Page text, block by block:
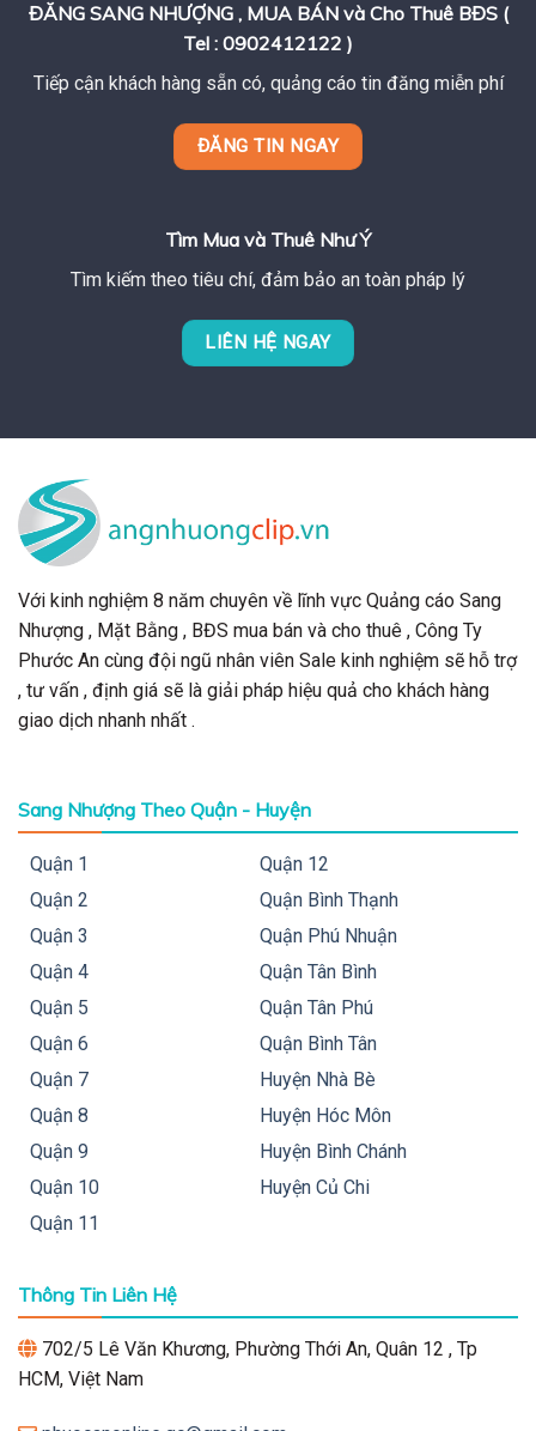
ĐĂNG SANG NHƯỢNG , MUA BÁN và Cho Thuê BĐS (
Tel : 0902412122 )
Tiếp cận khách hàng sẵn có, quảng cáo tin đăng miễn phí
ĐĂNG TIN NGAY
Tìm Mua và Thuê Như Ý
Tìm kiếm theo tiêu chí, đảm bảo an toàn pháp lý
LIÊN HỆ NGAY
Với kinh nghiệm 8 năm chuyên về lĩnh vực Quảng cáo Sang
Nhượng , Mặt Bằng , BĐS mua bán và cho thuê , Công Ty
Phước An cùng đội ngũ nhân viên Sale kinh nghiệm sẽ hỗ trợ
, tư vấn , định giá sẽ là giải pháp hiệu quả cho khách hàng
giao dịch nhanh nhất .
Sang Nhượng Theo Quận - Huyện
Quận 1
Quận 2
Quận 3
Quận 4
Quận 5
Quận 6
Quận 7
Quận 8
Quận 9
Quận 10
Quận 11
Quận 12
Quận Bình Thạnh
Quận Phú Nhuận
Quận Tân Bình
Quận Tân Phú
Quận Bình Tân
Huyện Nhà Bè
Huyện Hóc Môn
Huyện Bình Chánh
Huyện Củ Chi
Thông Tin Liên Hệ
702/5 Lê Văn Khương, Phường Thới An, Quân 12 , Tp
HCM, Việt Nam